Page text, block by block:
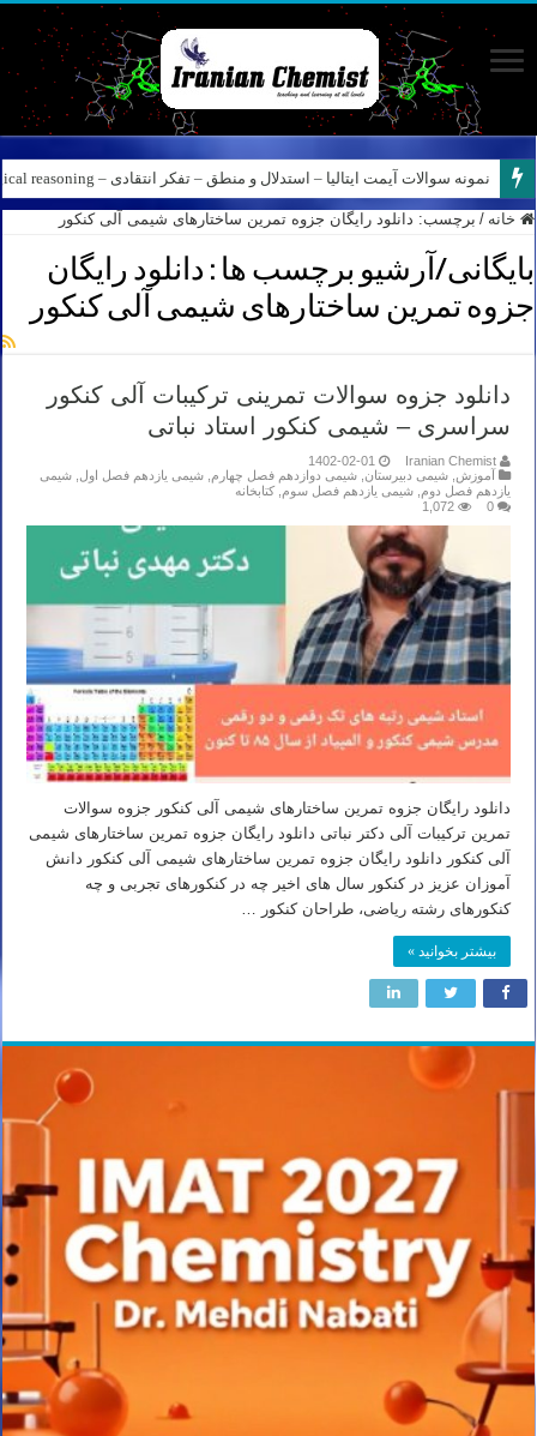
نمونه سوالات آیمت ایتالیا – استدلال و منطق – تفکر انتقادی – Logical reasoning – پارت ۸
خانه / برچسب: دانلود رایگان جزوه تمرین ساختارهای شیمی آلی کنکور
بایگانی/آرشیو برچسب ها : دانلود رایگان
جزوه تمرین ساختارهای شیمی آلی کنکور
دانلود جزوه سوالات تمرینی ترکیبات آلی کنکور
سراسری – شیمی کنکور استاد نباتی
Iranian Chemist
1402-02-01
آموزش شیمی دبیرستان شیمی دوازدهم فصل چهارم شیمی یازدهم فصل اول شیمی
یازدهم فصل دوم شیمی یازدهم فصل سوم کتابخانه
0
1,072
دانلود رایگان جزوه تمرین ساختارهای شیمی آلی کنکور جزوه سوالات
تمرین ترکیبات آلی دکتر نباتی دانلود رایگان جزوه تمرین ساختارهای شیمی
آلی کنکور دانلود رایگان جزوه تمرین ساختارهای شیمی آلی کنکور دانش
آموزان عزیز در کنکور سال های اخیر چه در کنکورهای تجربی و چه
کنکورهای رشته ریاضی، طراحان کنکور …
بیشتر بخوانید »